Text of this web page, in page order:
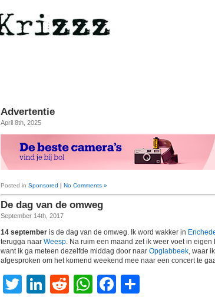
Advertentie
April 8th, 2025
Posted in Sponsored | No Comments »
De dag van de omweg
September 14th, 2017
14 september is de dag van de omweg. Ik word wakker in
terugga naar Weesp . Na ruim een maand zet ik weer voet in
want ik ga meteen dezelfde middag door naar Opglabbeek , waar
afgesproken om het komend weekend mee naar een concert te
Twitter
LinkedIn
RedditWhatsApp
Facebook